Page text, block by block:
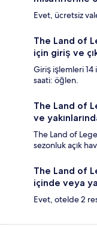
Evet, ücretsiz
The Land of
için giriş ve
Giriş işlemleri 14
saati: öğlen.
The Land of
ve
The Land of
sezonluk açık
The Land of
içinde veya
Evet, otelde 2